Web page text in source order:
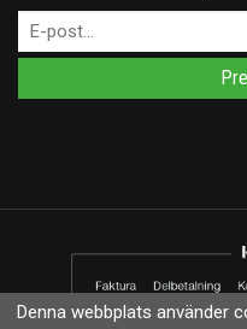
Denna webbplats använder